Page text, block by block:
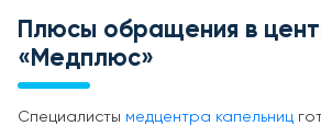
Плюсы обращения в
«Медплюс»
Специалисты медцентра капельниц